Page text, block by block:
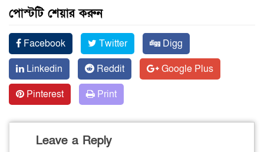
পোস্টটি শেয়ার করুন
Facebook Twitter
Digg
Linkedin
Reddit
Google Plus
Pinterest
Print
Leave a Reply